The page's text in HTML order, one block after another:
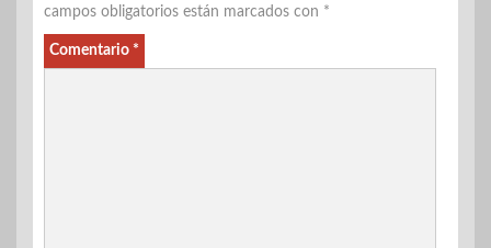
campos obligatorios están marcados con *
Comentario *